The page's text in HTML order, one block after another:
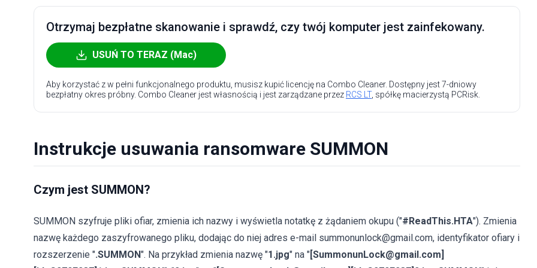
Otrzymaj bezpłatne skanowanie i sprawdź, czy twój komputer jest zainfekowany.
USUŃ TO TERAZ (Mac)
Aby korzystać z w pełni funkcjonalnego produktu, musisz kupić licencję na Combo Cleaner. Dostępny jest 7-dniowy
bezpłatny okres próbny. Combo Cleaner jest własnością i jest zarządzane przez RCS LT, spółkę macierzystą PCRisk.
Instrukcje usuwania ransomware SUMMON
Czym jest SUMMON?
SUMMON szyfruje pliki ofiar, zmienia ich nazwy i wyświetla notatkę z żądaniem okupu ("#ReadThis.HTA"). Zmienia
nazwę każdego zaszyfrowanego pliku, dodając do niej adres e-mail summonunlock@gmail.com, identyfikator ofiary i
rozszerzenie ".SUMMON". Na przykład zmienia nazwę "1.jpg" na "[SummonunLock@gmail.com]